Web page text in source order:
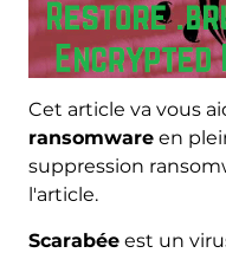
Cet article va vous
ransomwareen
suppression
l'article.
Scarabéeest un